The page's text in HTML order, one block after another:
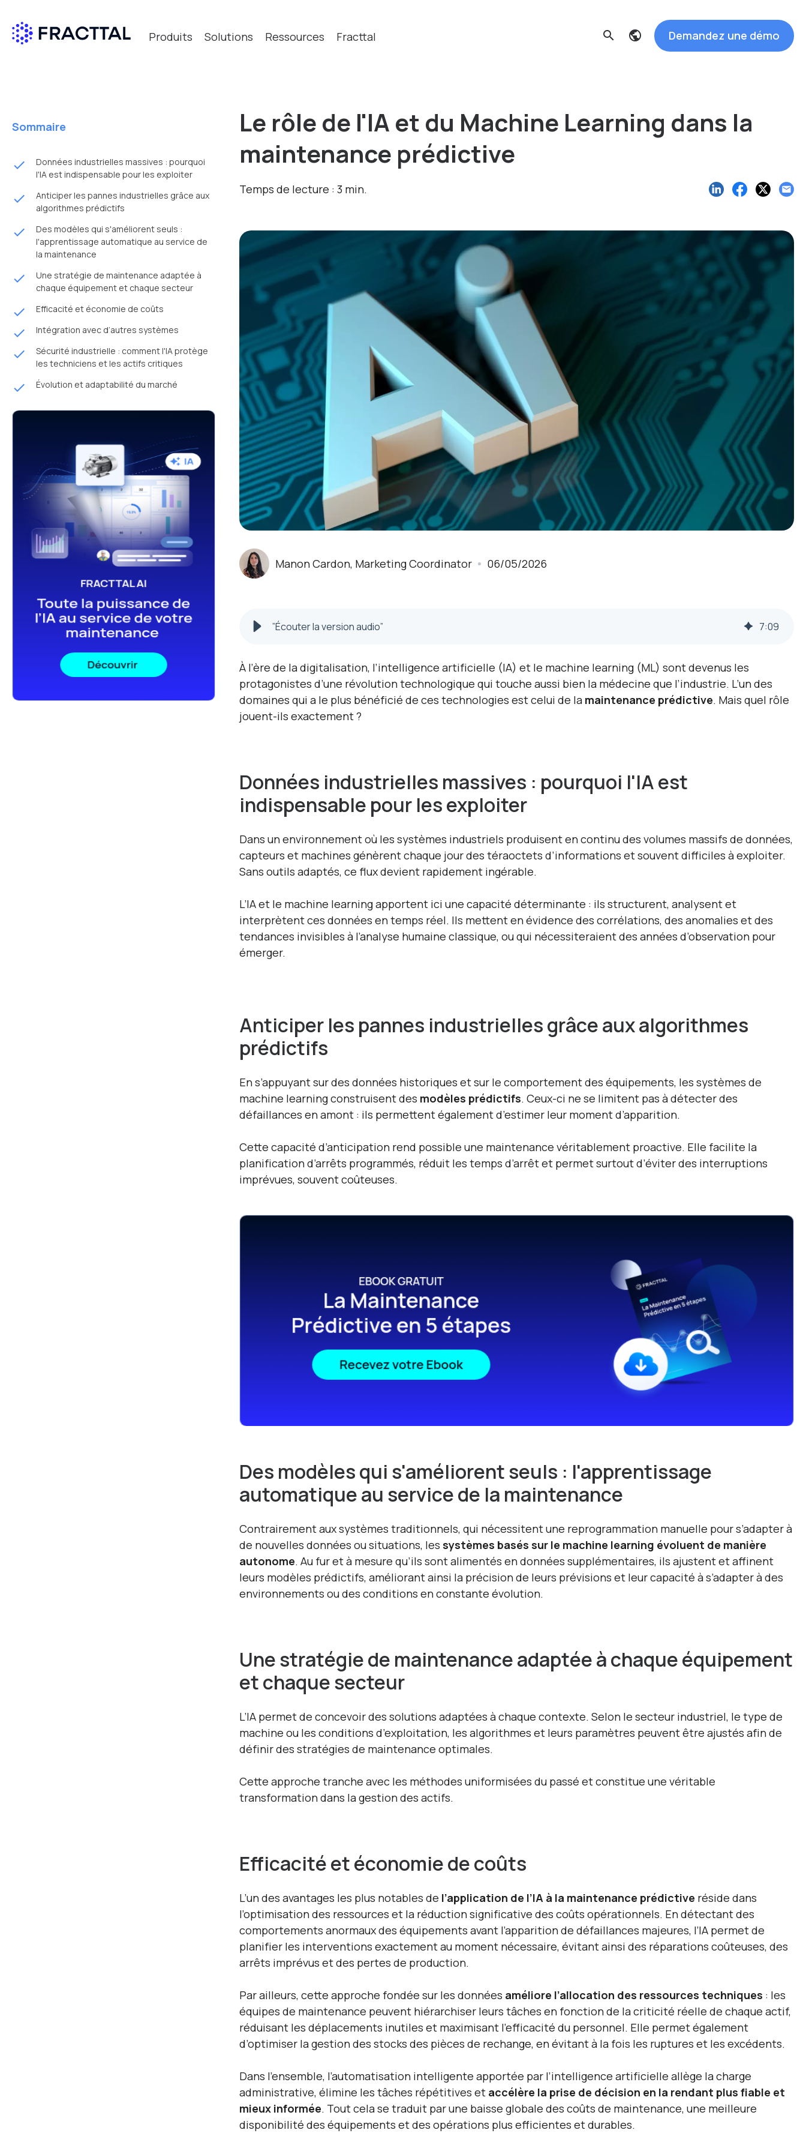
Produits Solutions Ressources Fracttal search Demandez une démo
Sommaire
done
Données industrielles massives : pourquoi
l'IA est indispensable pour les exploiter
done
Anticiper les pannes industrielles grâce aux
algorithmes prédictifs
done
Des modèles qui s'améliorent seuls :
l'apprentissage automatique au service de
la maintenance
done
Une stratégie de maintenance adaptée à
chaque équipement et chaque secteur
done Efficacité et économie de coûts
done Intégration avec d’autres systèmes
done
Sécurité industrielle : comment l'IA protège
les techniciens et les actifs critiques
done Évolution et adaptabilité du marché
Le rôle de l'IA et du Machine Learning dans la
maintenance prédictive
Temps de lecture : 3 min.
Manon Cardon, Marketing Coordinator 06/05/2026
”Écouter la version audio” 7:09
À l’ère de la digitalisation, l’intelligence artificielle (IA) et le machine learning (ML) sont devenus les
protagonistes d’une révolution technologique qui touche aussi bien la médecine que l’industrie. L’un des
domaines qui a le plus bénéficié de ces technologies est celui de la maintenance prédictive. Mais quel rôle
jouent-ils exactement ?
Données industrielles massives : pourquoi l'IA est
indispensable pour les exploiter
Dans un environnement où les systèmes industriels produisent en continu des volumes massifs de données,
capteurs et machines génèrent chaque jour des téraoctets d’informations et souvent difficiles à exploiter.
Sans outils adaptés, ce flux devient rapidement ingérable.
L’IA et le machine learning apportent ici une capacité déterminante : ils structurent, analysent et
interprètent ces données en temps réel. Ils mettent en évidence des corrélations, des anomalies et des
tendances invisibles à l’analyse humaine classique, ou qui nécessiteraient des années d’observation pour
émerger.
Anticiper les pannes industrielles grâce aux algorithmes
prédictifs
En s’appuyant sur des données historiques et sur le comportement des équipements, les systèmes de
machine learning construisent des modèles prédictifs. Ceux-ci ne se limitent pas à détecter des
défaillances en amont : ils permettent également d’estimer leur moment d’apparition.
Cette capacité d’anticipation rend possible une maintenance véritablement proactive. Elle facilite la
planification d’arrêts programmés, réduit les temps d’arrêt et permet surtout d’éviter des interruptions
imprévues, souvent coûteuses.
Des modèles qui s'améliorent seuls : l'apprentissage
automatique au service de la maintenance
Contrairement aux systèmes traditionnels, qui nécessitent une reprogrammation manuelle pour s’adapter à
de nouvelles données ou situations, les systèmes basés sur le machine learning évoluent de manière
autonome. Au fur et à mesure qu’ils sont alimentés en données supplémentaires, ils ajustent et affinent
leurs modèles prédictifs, améliorant ainsi la précision de leurs prévisions et leur capacité à s’adapter à des
environnements ou des conditions en constante évolution.
Une stratégie de maintenance adaptée à chaque équipement
et chaque secteur
L’IA permet de concevoir des solutions adaptées à chaque contexte. Selon le secteur industriel, le type de
machine ou les conditions d’exploitation, les algorithmes et leurs paramètres peuvent être ajustés afin de
définir des stratégies de maintenance optimales.
Cette approche tranche avec les méthodes uniformisées du passé et constitue une véritable
transformation dans la gestion des actifs.
Efficacité et économie de coûts
L’un des avantages les plus notables de l’application de l’IA à la maintenance prédictive réside dans
l’optimisation des ressources et la réduction significative des coûts opérationnels. En détectant des
comportements anormaux des équipements avant l’apparition de défaillances majeures, l’IA permet de
planifier les interventions exactement au moment nécessaire, évitant ainsi des réparations coûteuses, des
arrêts imprévus et des pertes de production.
Par ailleurs, cette approche fondée sur les données améliore l’allocation des ressources techniques : les
équipes de maintenance peuvent hiérarchiser leurs tâches en fonction de la criticité réelle de chaque actif,
réduisant les déplacements inutiles et maximisant l’efficacité du personnel. Elle permet également
d’optimiser la gestion des stocks des pièces de rechange, en évitant à la fois les ruptures et les excédents.
Dans l’ensemble, l’automatisation intelligente apportée par l’intelligence artificielle allège la charge
administrative, élimine les tâches répétitives et accélère la prise de décision en la rendant plus fiable et
mieux informée. Tout cela se traduit par une baisse globale des coûts de maintenance, une meilleure
disponibilité des équipements et des opérations plus efficientes et durables.